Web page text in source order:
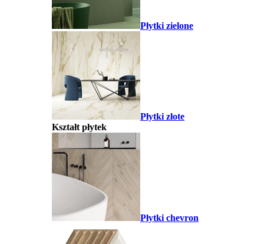
Płytki zielone
Płytki złote
Kształt płytek
Płytki chevron